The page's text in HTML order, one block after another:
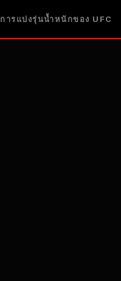
การแบ่งรุ่นน้ำหนักของ UFC